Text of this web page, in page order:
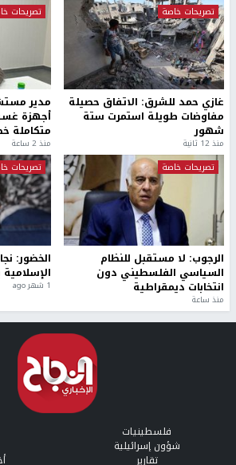
تصريحات خاصة
غازي حمد للشرق: الاتفاق حصيلة
مفاوضات طويلة استمرت ستة
شهور
منذ 12 ثانية
تصريحات
مدير
أجهزة
متكاملة
منذ 2 ساعة
تصريحات خاصة
الرجوب: لا مستقبل للنظام
السياسي الفلسطيني دون
انتخابات ديمقراطية
منذ ساعة
تصريحات
الخضور:
1 شهر ago
فلسطينيات
شؤون إسرائيلية
تقارير